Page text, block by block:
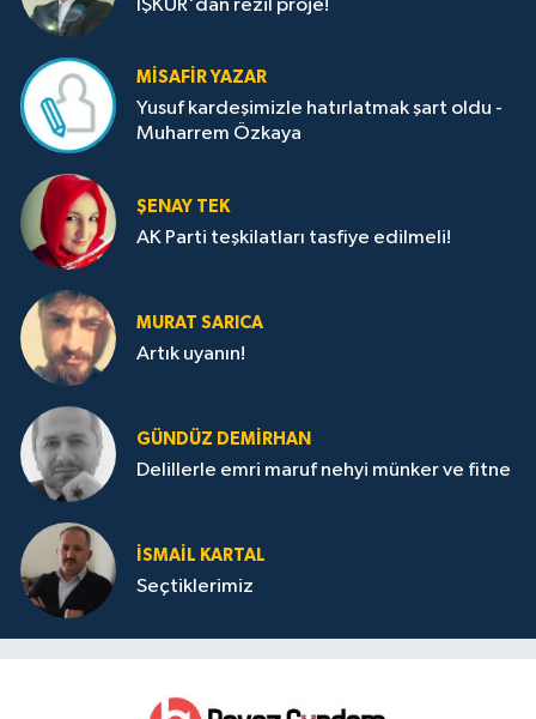
İŞKUR'dan rezil proje!
MISAFIR YAZAR
Yusuf kardeşimizle hatırlatmak şart oldu -
Muharrem Özkaya
ŞENAY TEK
AK Parti teşkilatları tasfiye edilmeli!
MURAT SARICA
Artık uyanın!
GÜNDÜZ DEMIRHAN
Delillerle emri maruf nehyi münker ve fitne
İSMAIL KARTAL
Seçtiklerimiz